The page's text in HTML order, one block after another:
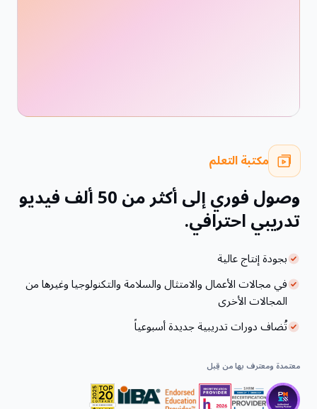
مكتبة التعلم
وصول فوري إلى أكثر من 50 ألف فيديو
تدريبي احترافي.
بجودة إنتاج عالية
في مجالات الأعمال والامتثال والسلامة والتكنولوجيا وغيرها من
المجالات الأخرى
تُضاف دورات تدريبية جديدة أسبوعياً
معتمدة ومعترف بها من قِبل